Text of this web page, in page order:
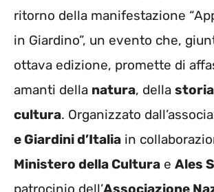
ritorno della manifestazione
in Giardino”, un evento che,
ottava edizione, promette di
amanti della natura, della storia
cultura. Organizzato
e Giardini d’Italia in
Ministero della Cultura e Ales